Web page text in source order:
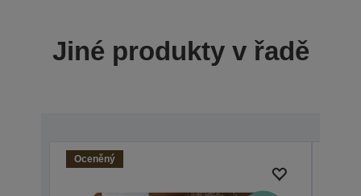
Jiné produkty v řadě
Oceněný